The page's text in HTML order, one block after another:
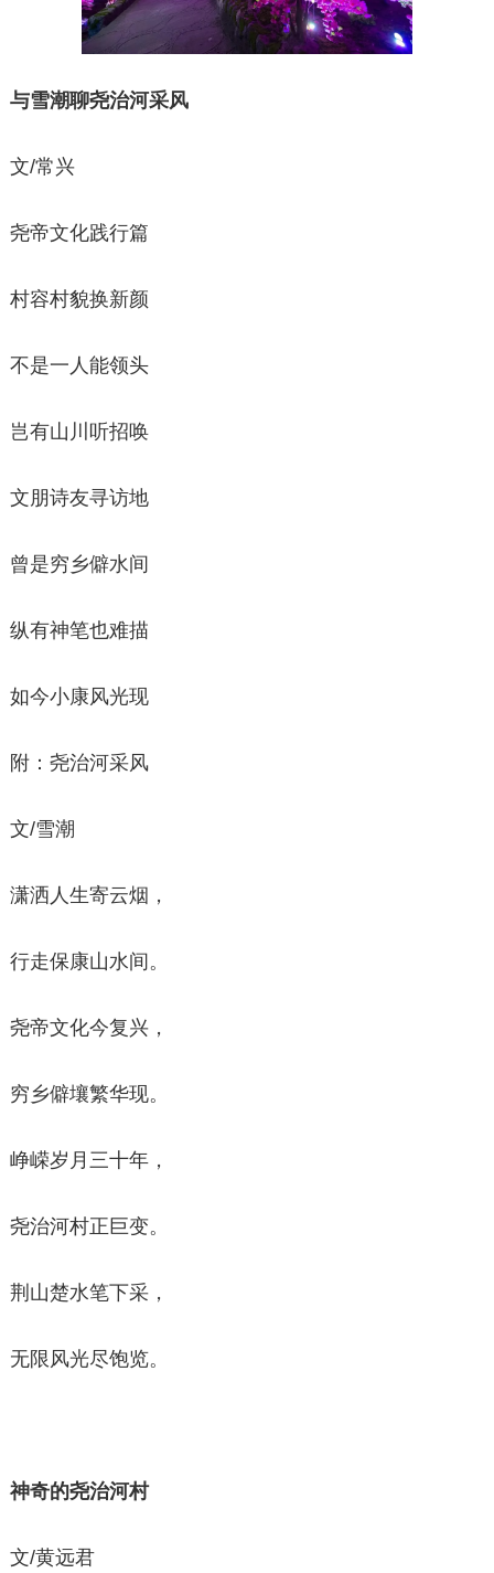
与雪潮聊尧治河采风
文/常兴
尧帝文化践行篇
村容村貌换新颜
不是一人能领头
岂有山川听招唤
文朋诗友寻访地
曾是穷乡僻水间
纵有神笔也难描
如今小康风光现
附：尧治河采风
文/雪潮
潇洒人生寄云烟，
行走保康山水间。
尧帝文化今复兴，
穷乡僻壤繁华现。
峥嵘岁月三十年，
尧治河村正巨变。
荆山楚水笔下采，
无限风光尽饱览。
神奇的尧治河村
文/黄远君